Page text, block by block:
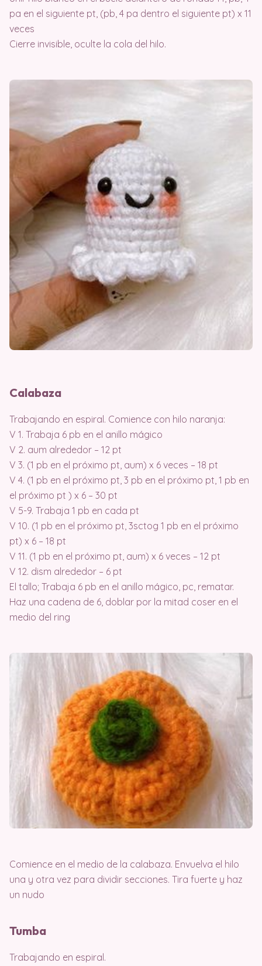
pa en el siguiente pt, (pb, 4 pa dentro el siguiente pt) x 11
veces
Cierre invisible, oculte la cola del hilo.
Calabaza
Trabajando en espiral. Comience con hilo naranja:
V 1. Trabaja 6 pb en el anillo mágico
V 2. aum alrededor – 12 pt
V 3. (1 pb en el próximo pt, aum) x 6 veces – 18 pt
V 4. (1 pb en el próximo pt, 3 pb en el próximo pt, 1 pb en
el próximo pt ) x 6 – 30 pt
V 5-9. Trabaja 1 pb en cada pt
V 10. (1 pb en el próximo pt, 3sctog 1 pb en el próximo
pt) x 6 – 18 pt
V 11. (1 pb en el próximo pt, aum) x 6 veces – 12 pt
V 12. dism alrededor – 6 pt
El tallo; Trabaja 6 pb en el anillo mágico, pc, rematar.
Haz una cadena de 6, doblar por la mitad coser en el
medio del ring
Comience en el medio de la calabaza. Envuelva el hilo
una y otra vez para dividir secciones. Tira fuerte y haz
un nudo
Tumba
Trabajando en espiral.